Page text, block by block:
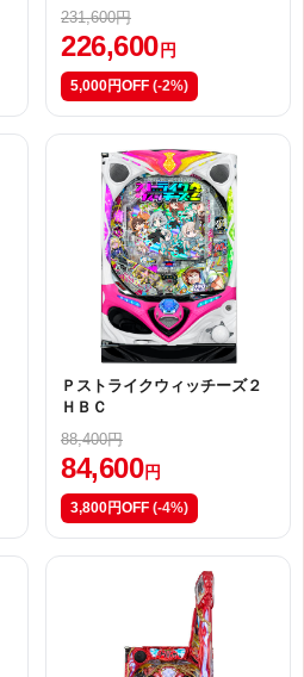
231,600円
226,600 円
5,000円OFF (-2%)
Ｐストライクウィッチーズ２
ＨＢＣ
88,400円
84,600 円
3,800円OFF (-4%)